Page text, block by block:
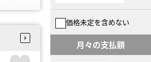
価格未定を含めない
月々の支払額